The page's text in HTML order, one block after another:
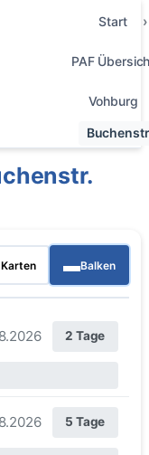
Start
PAF
Vohburg
Karten ▬Balken
2 Tage
5 Tage